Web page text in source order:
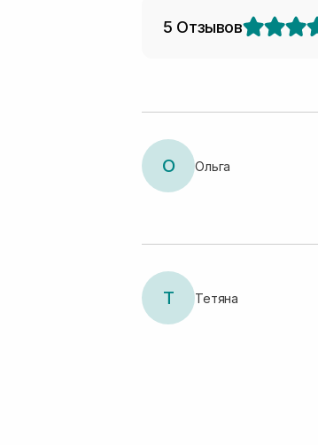
5 Отзывов
О Ольга
Т Тетяна